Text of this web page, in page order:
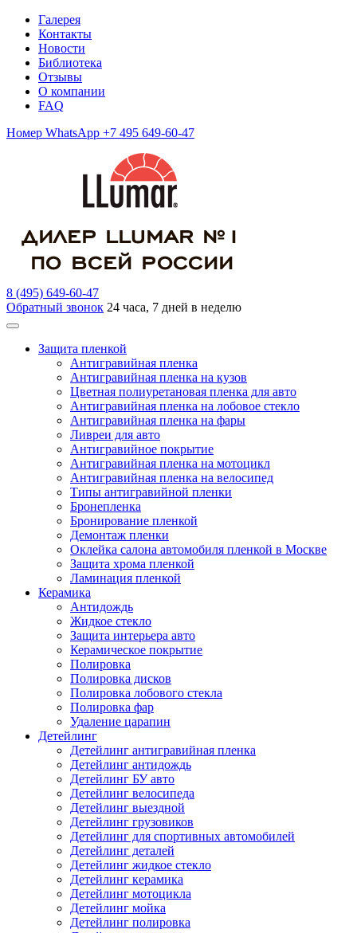
Галерея
Контакты
Новости
Библиотека
Отзывы
О компании
FAQ
Номер WhatsApp +7 495 649-60-47
8 (495) 649-60-47
Обратный звонок 24 часа, 7 дней в неделю
Защита пленкой
Антигравийная пленка
Антигравийная пленка на кузов
Цветная полиуретановая пленка для авто
Антигравийная пленка на лобовое стекло
Антигравийная пленка на фары
Ливреи для авто
Антигравийное покрытие
Антигравийная пленка на мотоцикл
Антигравийная пленка на велосипед
Типы антигравийной пленки
Бронепленка
Бронирование пленкой
Демонтаж пленки
Оклейка салона автомобиля пленкой в Москве
Защита хрома пленкой
Ламинация пленкой
Керамика
Антидождь
Жидкое стекло
Защита интерьера авто
Керамическое покрытие
Полировка
Полировка дисков
Полировка лобового стекла
Полировка фар
Удаление царапин
Детейлинг
Детейлинг антигравийная пленка
Детейлинг антидождь
Детейлинг БУ авто
Детейлинг велосипеда
Детейлинг выездной
Детейлинг грузовиков
Детейлинг для спортивных автомобилей
Детейлинг деталей
Детейлинг жидкое стекло
Детейлинг керамика
Детейлинг мотоцикла
Детейлинг мойка
Детейлинг полировка